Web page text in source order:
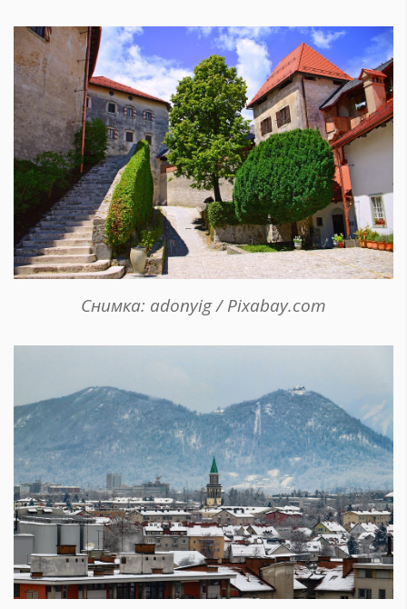
Снимка: adonyig / Pixabay.com